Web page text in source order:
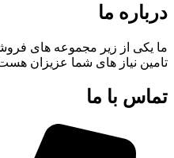
درباره ما
ما یکی از زیر مجموعه های
تامین نیاز های شما عزیزان
تماس با ما